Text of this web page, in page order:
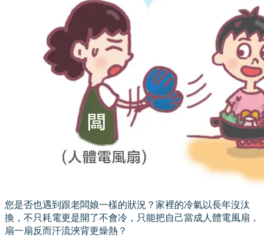
您是否也遇到跟老闆娘一樣的狀況？家裡的冷氣以長年沒汰
換，不只耗電更是開了不會冷，只能把自己當成人體電風扇，
扇一扇反而汗流浹背更燥熱？